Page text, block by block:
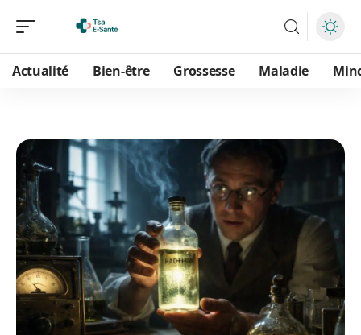
Actualité Bien-être Grossesse Maladie